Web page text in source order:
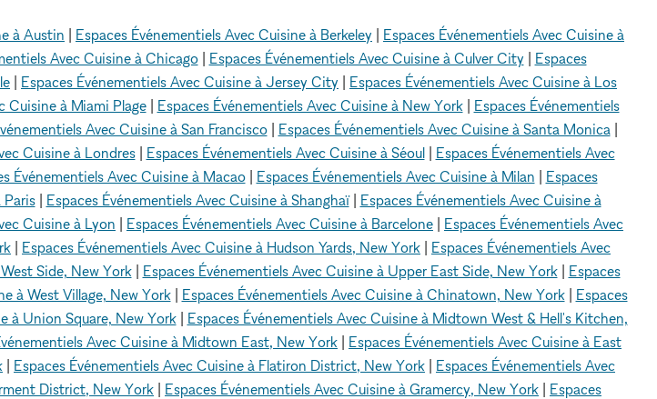
à Austin | Espaces Événementiels Avec Cuisine à Berkeley | Espaces Événementiels Avec Cuisine à
Avec Cuisine à Chicago| Espaces Événementiels Avec Cuisine à Culver City | Espaces
| Espaces Événementiels Avec Cuisine à Jersey City | Espaces Événementiels Avec Cuisine à Los
Cuisine à Miami Plage| Espaces Événementiels Avec Cuisine à New York| Espaces Événementiels
Avec Cuisine à San Francisco| Espaces Événementiels Avec Cuisine à Santa Monica |
Cuisine à Londres| Espaces Événementiels Avec Cuisine à Séoul| Espaces Événementiels Avec
Événementiels Avec Cuisine à Macao| Espaces Événementiels Avec Cuisine à Milan | Espaces
Paris| Espaces Événementiels Avec Cuisine à Shanghaï| Espaces Événementiels Avec Cuisine à
Cuisine à Lyon | Espaces Événementiels Avec Cuisine à Barcelone | Espaces Événementiels Avec
| Espaces Événementiels Avec Cuisine à Hudson Yards, New York | Espaces Événementiels Avec
Side, New York| Espaces Événementiels Avec Cuisine à Upper East Side, New York| Espaces
à West Village, New York| Espaces Événementiels Avec Cuisine à Chinatown, New York| Espaces
à Union Square, New York| Espaces Événementiels Avec Cuisine à Midtown West & Hell's Kitchen,
Avec Cuisine à Midtown East, New York | Espaces Événementiels Avec Cuisine à East
| Espaces Événementiels Avec Cuisine à Flatiron District, New York | Espaces Événementiels Avec
District, New York | Espaces Événementiels Avec Cuisine à Gramercy, New York | Espaces